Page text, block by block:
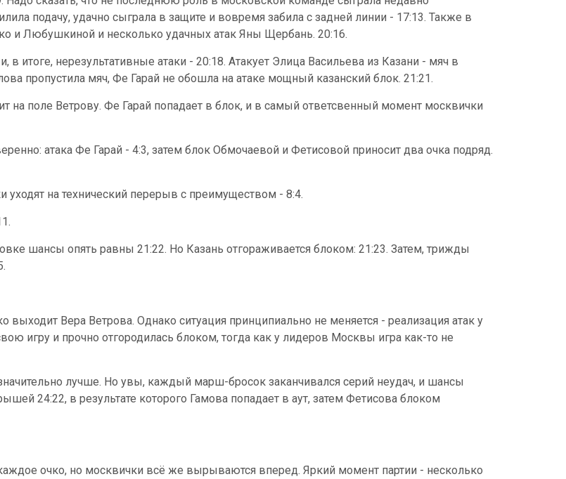
подачу, удачно сыграла в защите и вовремя забила с задней линии - 17:13. Также в
и Любушкиной и несколько удачных атак Яны Щербань. 20:16.
итоге, нерезультативные атаки - 20:18. Атакует Элица Васильева из Казани - мяч в
пропустила мяч, Фе Гарай не обошла на атаке мощный казанский блок. 21:21.
на поле Ветрову. Фе Гарай попадает в блок, и в самый ответсвенный момент москвички
атака Фе Гарай - 4:3, затем блок Обмочаевой и Фетисовой приносит два очка подряд.
на технический перерыв с преимуществом - 8:4.
шансы опять равны 21:22. Но Казань отгораживается блоком: 21:23. Затем, трижды
Вера Ветрова. Однако ситуация принципиально не меняется - реализация атак у
игру и прочно отгородилась блоком, тогда как у лидеров Москвы игра как-то не
лучше. Но увы, каждый марш-бросок заканчивался серий неудач, и шансы
24:22, в результате которого Гамова попадает в аут, затем Фетисова блоком
очко, но москвички всё же вырываются вперед. Яркий момент партии - несколько